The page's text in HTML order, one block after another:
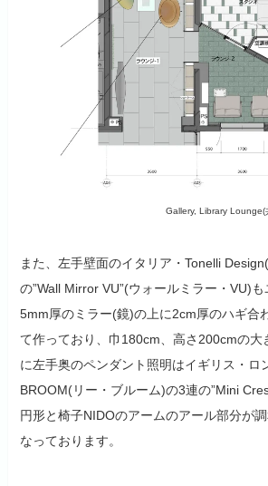
Gallery, Library Lounge(
また、左手壁面のイタリア・Tonelli
の”Wall Mirror VU”(ウォールミラー・VU)も
5mm厚のミラー(鏡)の上に2cm厚のハギ合
て作っており、巾180cm、高さ200cmの大
に左手奥のペンダント照明はイギリス・ロ
BROOM(リー・ブルーム)の3連の”Mini
円形と椅子NIDOのアームのアール部分が
なっております。